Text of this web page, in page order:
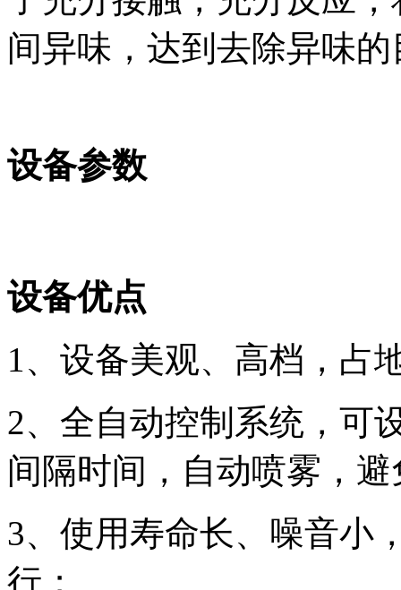
间异味，达到去除异味的
设备参数
设备优点
1、设备美观、高档，占
2、全自动控制系统，可
间隔时间，自动喷雾，
3、使用寿命长、噪音小
行；